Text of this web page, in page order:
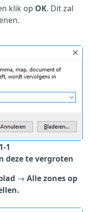
klik op OK. Dit zal
1
deze te vergroten
→ Alle zones op